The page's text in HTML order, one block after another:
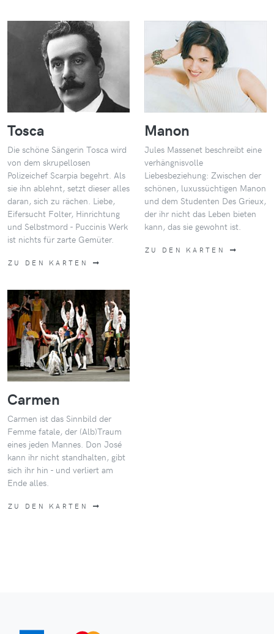
Tosca
Die schöne Sängerin Tosca wird
von dem skrupellosen
Polizeichef Scarpia begehrt. Als
sie ihn ablehnt, setzt dieser alles
daran, sich zu rächen. Liebe,
Eifersucht Folter, Hinrichtung
und Selbstmord - Puccinis Werk
ist nichts für zarte Gemüter.
ZU DEN KARTEN
Manon
Jules Massenet beschreibt eine
verhängnisvolle
Liebesbeziehung: Zwischen der
schönen, luxussüchtigen Manon
und dem Studenten Des Grieux,
der ihr nicht das Leben bieten
kann, das sie gewohnt ist.
ZU DEN KARTEN
Carmen
Carmen ist das Sinnbild der
Femme fatale, der (Alb)Traum
eines jeden Mannes. Don José
kann ihr nicht standhalten, gibt
sich ihr hin - und verliert am
Ende alles.
ZU DEN KARTEN